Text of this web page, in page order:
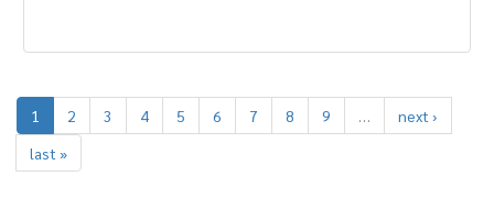
1 2 3 4 5 6 7 8 9 …
next ›
last »